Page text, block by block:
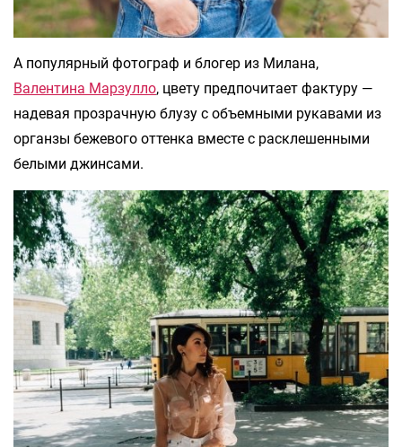
А популярный фотограф и блогер из Милана,
Валентина Марзулло, цвету предпочитает фактуру —
надевая прозрачную блузу с объемными рукавами из
органзы бежевого оттенка вместе с расклешенными
белыми джинсами.